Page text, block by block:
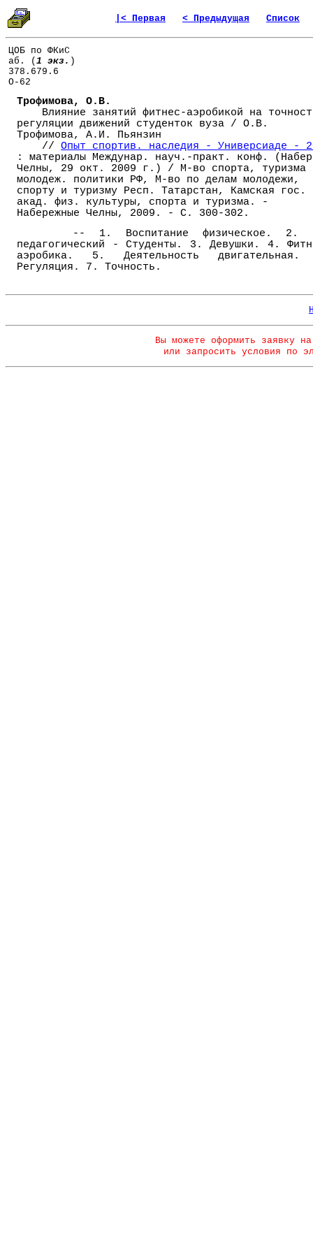
|< Первая < Предыдущая Список
ЦОБ по ФКиС
аб. ( 1 экз. )
378.679.6
О-62
Трофимова, О.В.
Влияние занятий фитнес-аэробикой на
регуляции движений студенток вуза / О.В.
Трофимова, А.И. Пьянзин
// Опыт спортив. наследия - Универсиаде -
: материалы Междунар. науч.-практ. конф.
Челны, 29 окт. 2009 г.) / М-во спорта, туризма
молодеж. политики РФ, М-во по делам молодежи,
спорту и туризму Респ. Татарстан, Камская гос.
акад. физ. культуры, спорта и туризма. -
Набережные Челны, 2009. - С. 300-302.
-- 1. Воспитание физическое. 2.
педагогический - Студенты. 3. Девушки. 4.
аэробика. 5. Деятельность
Регуляция. 7. Точность.
Вы можете оформить заявку
или запросить условия по